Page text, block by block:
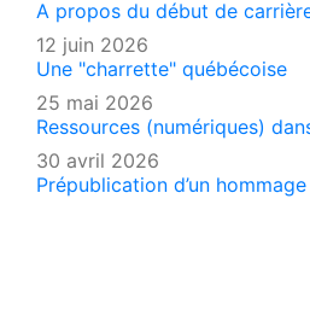
A propos du début de
12 juin 2026
Une "charrette" québécoise
25 mai 2026
Ressources (numériques)
30 avril 2026
Prépublication d’un